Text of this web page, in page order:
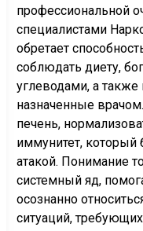
профессиональной
специалистами
обретает
соблюдать диету,
углеводами, а
назначенные
печень,
иммунитет, который
атакой. Понимание
системный яд,
осознанно
ситуаций,